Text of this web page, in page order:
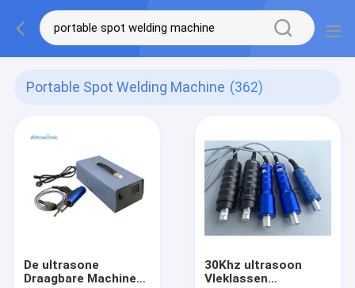
Portable Spot Welding Machine (362)
De ultrasone
Draagbare Machine
30Khz ultrasoon
Vleklassen